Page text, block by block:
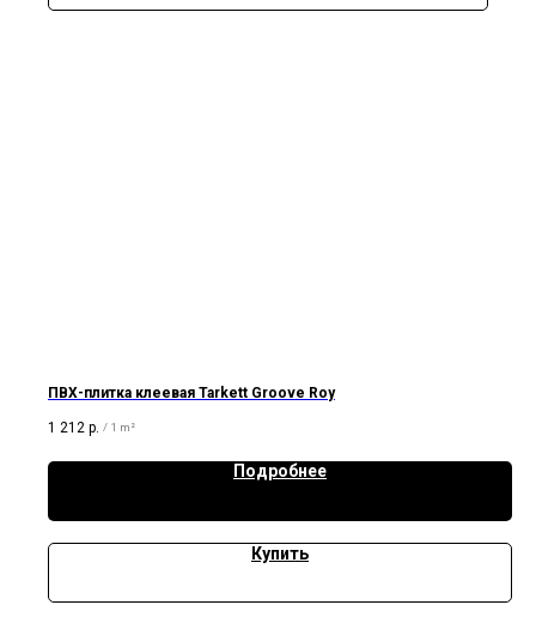
ПВХ-плитка клеевая Tarkett Groove Roy
1 212 р. / 1 m²
Подробнее
Купить